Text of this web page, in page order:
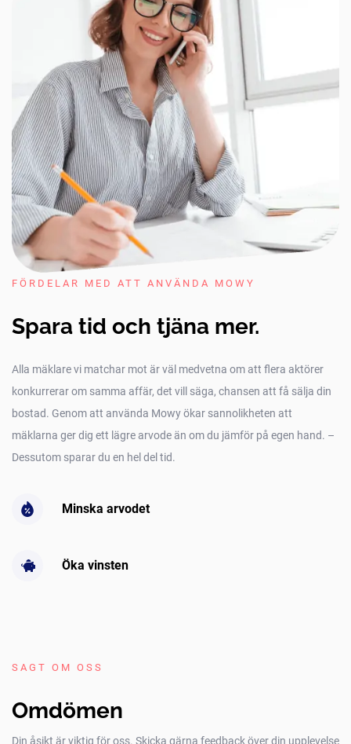
FÖRDELAR MED ATT ANVÄNDA MOWY
Spara tid och tjäna mer.
Alla mäklare vi matchar mot är väl medvetna om att flera aktörer
konkurrerar om samma affär, det vill säga, chansen att få sälja din
bostad. Genom att använda Mowy ökar sannolikheten att
mäklarna ger dig ett lägre arvode än om du jämför på egen hand. –
Dessutom sparar du en hel del tid.
Minska arvodet
Öka vinsten
SAGT OM OSS
Omdömen
Din åsikt är viktig för oss. Skicka gärna feedback över din upplevelse